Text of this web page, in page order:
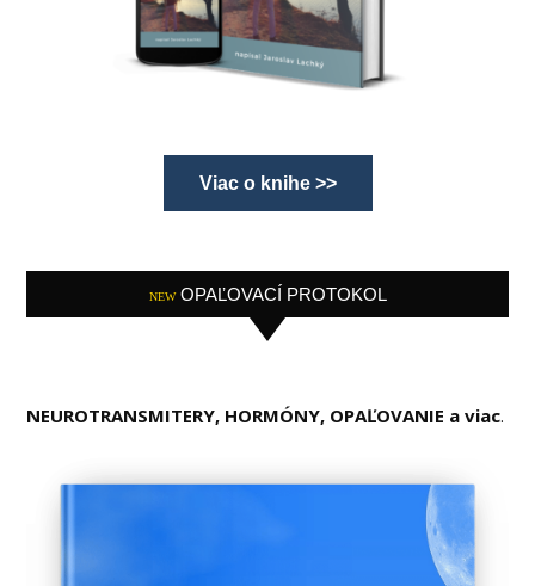
Viac o knihe >>
NEW OPAĽOVACÍ PROTOKOL
NEUROTRANSMITERY, HORMÓNY, OPAĽOVANIE a viac.